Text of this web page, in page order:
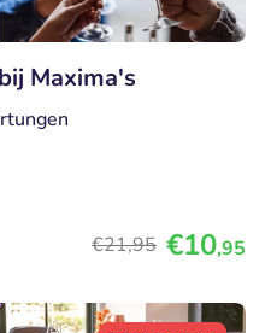
Maxima's
€21,95 €10,95